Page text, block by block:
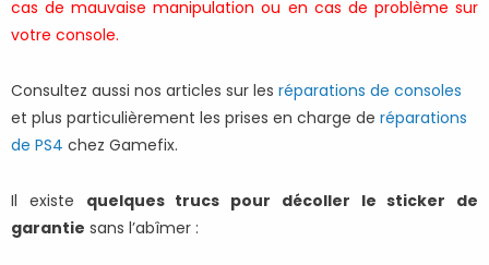
cas de mauvaise manipulation ou en cas de problème sur
votre console.
Consultez aussi nos articles sur les réparations de consoles
et plus particulièrement les prises en charge de réparations
de PS4 chez Gamefix.
Il existe quelques trucs pour décoller le sticker de
garantie sans l’abîmer :